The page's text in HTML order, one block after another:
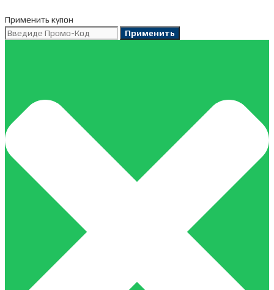
Применить купон
Применить